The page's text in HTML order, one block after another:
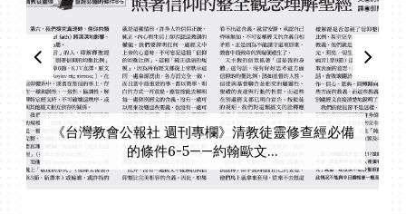
《台灣教會公報社 週刊專欄》清教徒靈修查經必備
的條件6-5——約翰歐文...